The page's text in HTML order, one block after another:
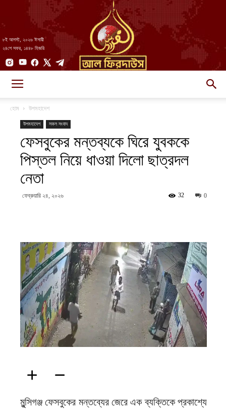
৮ই আগস্ট, ২০২৬ ঈসায়ী
২৪শে সফর, ১৪৪৮ হিজরি
||
হোম উপমহাদেশ
উপমহাদেশ সকল সংবাদ
ফেসবুকের মন্তব্যকে ঘিরে যুবককে
পিস্তল নিয়ে ধাওয়া দিলো ছাত্রদল
নেতা
ফেব্রুয়ারি ২৪, ২০২৬ 0
32
মুন্সিগঞ্জ ফেসবুকের মন্তব্যের জেরে এক ব্যক্তিকে প্রকাশ্যে